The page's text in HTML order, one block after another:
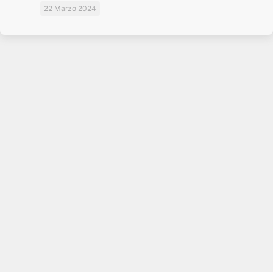
22 Marzo 2024